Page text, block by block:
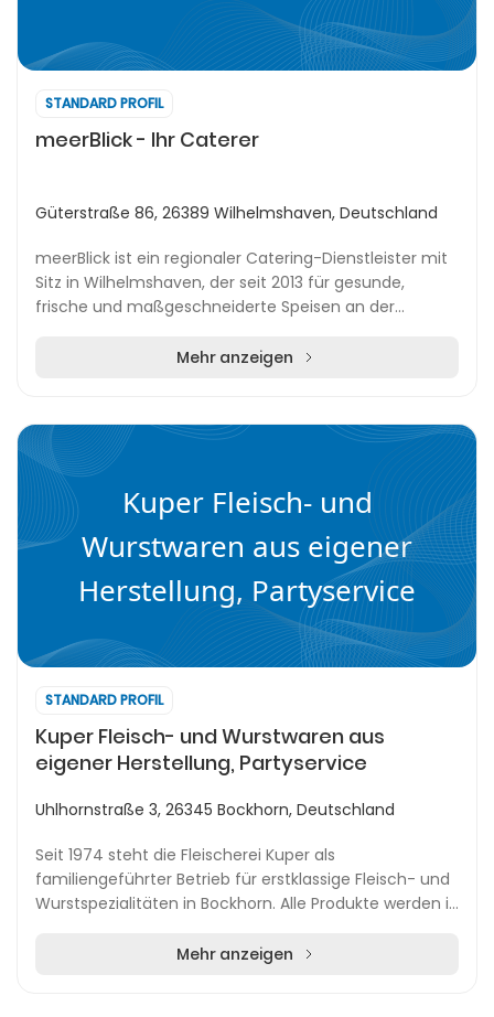
STANDARD PROFIL
meerBlick - Ihr Caterer
Güterstraße 86, 26389 Wilhelmshaven, Deutschland
meerBlick ist ein regionaler Catering-Dienstleister mit
Sitz in Wilhelmshaven, der seit 2013 für gesunde,
frische und maßgeschneiderte Speisen an der
Mehr anzeigen
Kuper Fleisch- und
Wurstwaren aus eigener
Herstellung, Partyservice
STANDARD PROFIL
Kuper Fleisch- und Wurstwaren aus
eigener Herstellung, Partyservice
Uhlhornstraße 3, 26345 Bockhorn, Deutschland
Seit 1974 steht die Fleischerei Kuper als
familiengeführter Betrieb für erstklassige Fleisch- und
Wurstspezialitäten in Bockhorn. Alle Produkte werden in
Mehr anzeigen